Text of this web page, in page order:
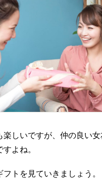
楽しいですが、仲の良い
よね。
トを見ていきましょう。